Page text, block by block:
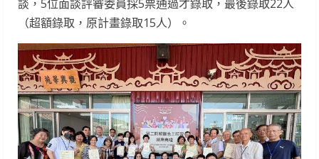
談，5位面談評審委員採5票通過才錄取，最後錄取22人
（超額錄取，原計畫錄取15人）。